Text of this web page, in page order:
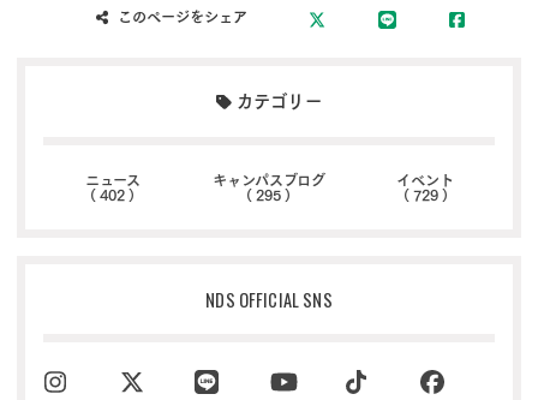
このページをシェア
カテゴリー
ニュース
( 402 )
キャンパスブログ
( 295 )
イベント
( 729 )
NDS OFFICIAL SNS